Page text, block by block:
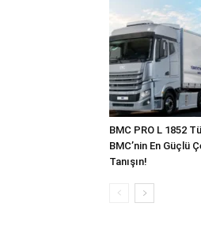
BMC PRO L 1852
BMC’nin En Güçlü
Tanışın!